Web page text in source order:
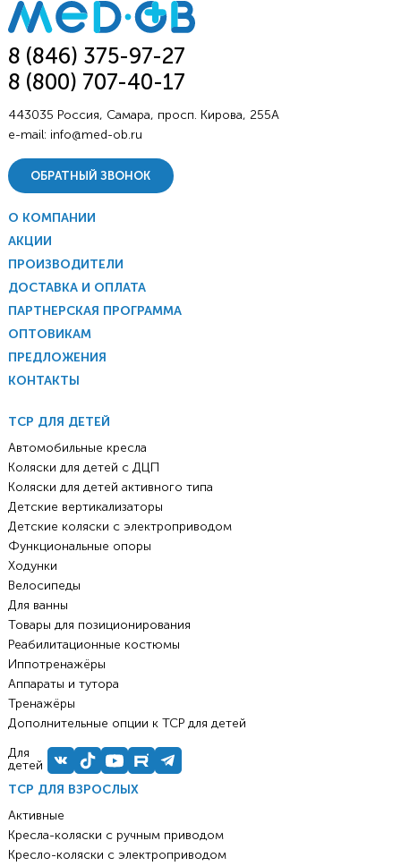
8 (846) 375-97-27
8 (800) 707-40-17
443035 Россия, Самара, просп. Кирова, 255А
e-mail: info@med-ob.ru
ОБРАТНЫЙ ЗВОНОК
О КОМПАНИИ
АКЦИИ
ПРОИЗВОДИТЕЛИ
ДОСТАВКА И ОПЛАТА
ПАРТНЕРСКАЯ ПРОГРАММА
ОПТОВИКАМ
ПРЕДЛОЖЕНИЯ
КОНТАКТЫ
ТСР ДЛЯ ВЗРОСЛЫХ
Активные
Кресла-коляски с ручным приводом
Кресло-коляски с электроприводом
ТСР ДЛЯ ДЕТЕЙ
Автомобильные кресла
Коляски для детей с ДЦП
Коляски для детей активного типа
Детские вертикализаторы
Детские коляски с электроприводом
Функциональные опоры
Ходунки
Велосипеды
Для ванны
Товары для позиционирования
Реабилитационные костюмы
Иппотренажёры
Аппараты и тутора
Тренажёры
Дополнительные опции к ТСР для детей
Для
детей